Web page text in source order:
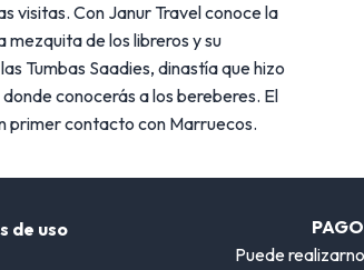
visitas. Con Janur Travel conoce la
de los libreros y su
Tumbas Saadies, dinastía que hizo
conocerás a los bereberes. El
primer contacto con Marruecos.
de uso
Puede